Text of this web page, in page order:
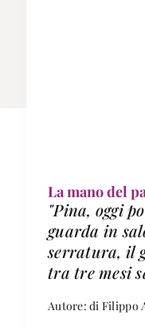
La mano del
"Pina, oggi
guarda in
serratura, il
tra tre mesi
Autore: di Filippo